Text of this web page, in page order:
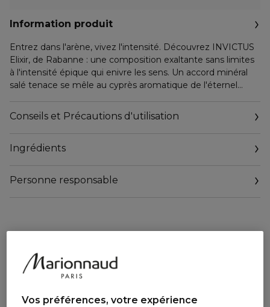
Information produit
Entrez dans l'arène, vivez l'intensité. Découvrez INVICTUS
Elixir, de Rabanne : une composition exaltante sans limites
à l'intensité épique qui enivre les sens. Un accord minéral
salé tenace se mêle au cyprès aromatique de l'éternel
olfactive conçue pour le héros invaincu qui gravit de
nouveaux sommets pour s'emparer du trophée d'or et
Conseils et Précautions d'utilisation
Ingrédients
Personne responsable
Vos préférences, votre expérience